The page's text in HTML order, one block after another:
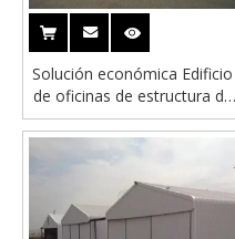
Solución económica Edificio
de oficinas de estructura de
acero prefabricado